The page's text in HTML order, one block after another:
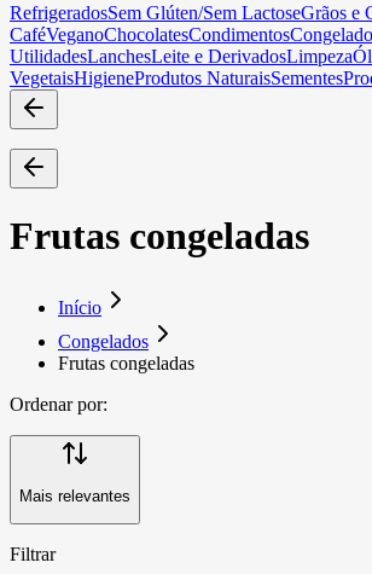
RefrigeradosSem Glúten/Sem LactoseGrãos e
CaféVeganoChocolatesCondimentos
UtilidadesLanchesLeite e DerivadosLimpeza
VegetaisHigieneProdutos NaturaisSementes
Frutas congeladas
Início
Congelados
Frutas congeladas
Ordenar por:
Mais relevantes
Filtrar